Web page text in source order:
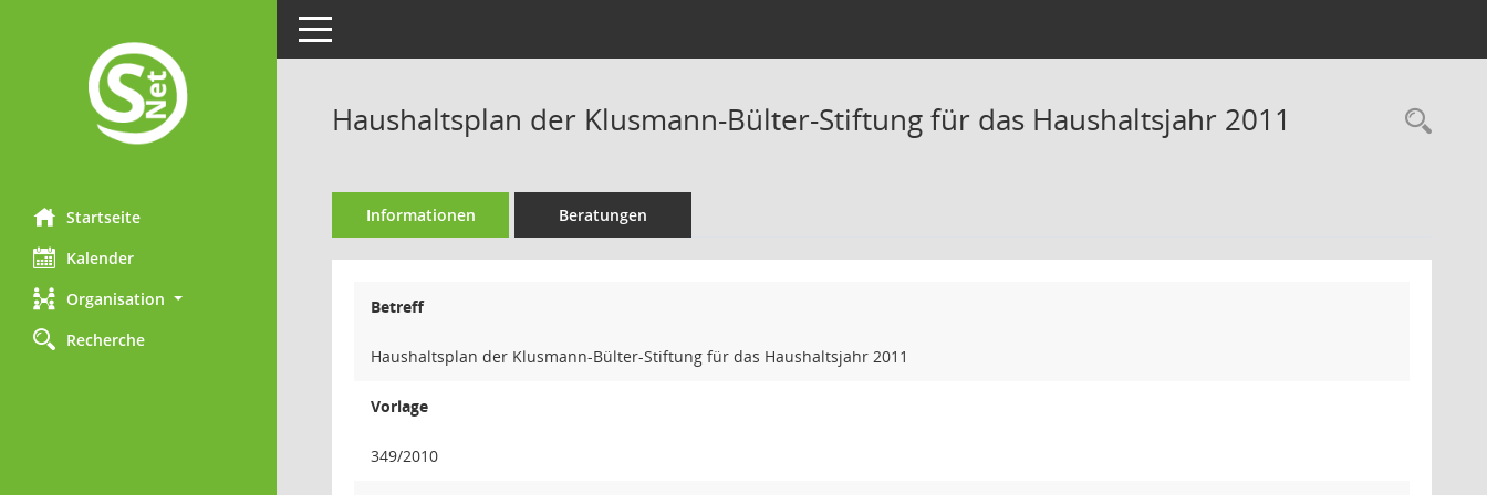
Startseite
Kalender
Organisation
Recherche
Toggle navigation
Haushaltsplan der Klusmann-Bülter-Stiftung für das Haushaltsjahr 2011
Informationen Beratungen
Betreff
Haushaltsplan der Klusmann-Bülter-Stiftung für das Haushaltsjahr 2011
Vorlage
349/2010